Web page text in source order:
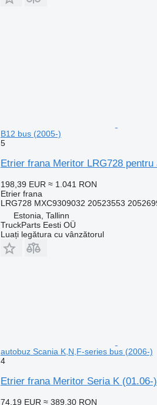
B12 bus (2005-)
5
Etrier frana Meritor LRG728
198,39 EUR ≈ 1.041 RON
Etrier frana
LRG728 MXC9309032 20523553
Estonia, Tallinn
TruckParts Eesti OÜ
Luați legătura cu vânzătorul
autobuz Scania K,N,F-series bus (2006-)
4
Etrier frana Meritor Seria K
74,19 EUR ≈ 389,30 RON